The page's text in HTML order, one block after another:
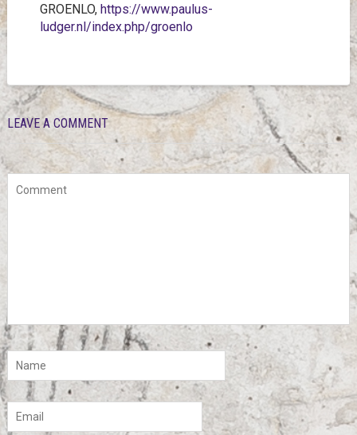
GROENLO, https://www.paulus-
ludger.nl/index.php/groenlo
LEAVE A COMMENT